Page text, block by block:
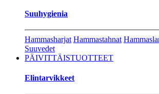
Suuhygienia
Hammasharjat Hammastahnat
Suuvedet
PÄIVITTÄISTUOTTEET
Elintarvikkeet